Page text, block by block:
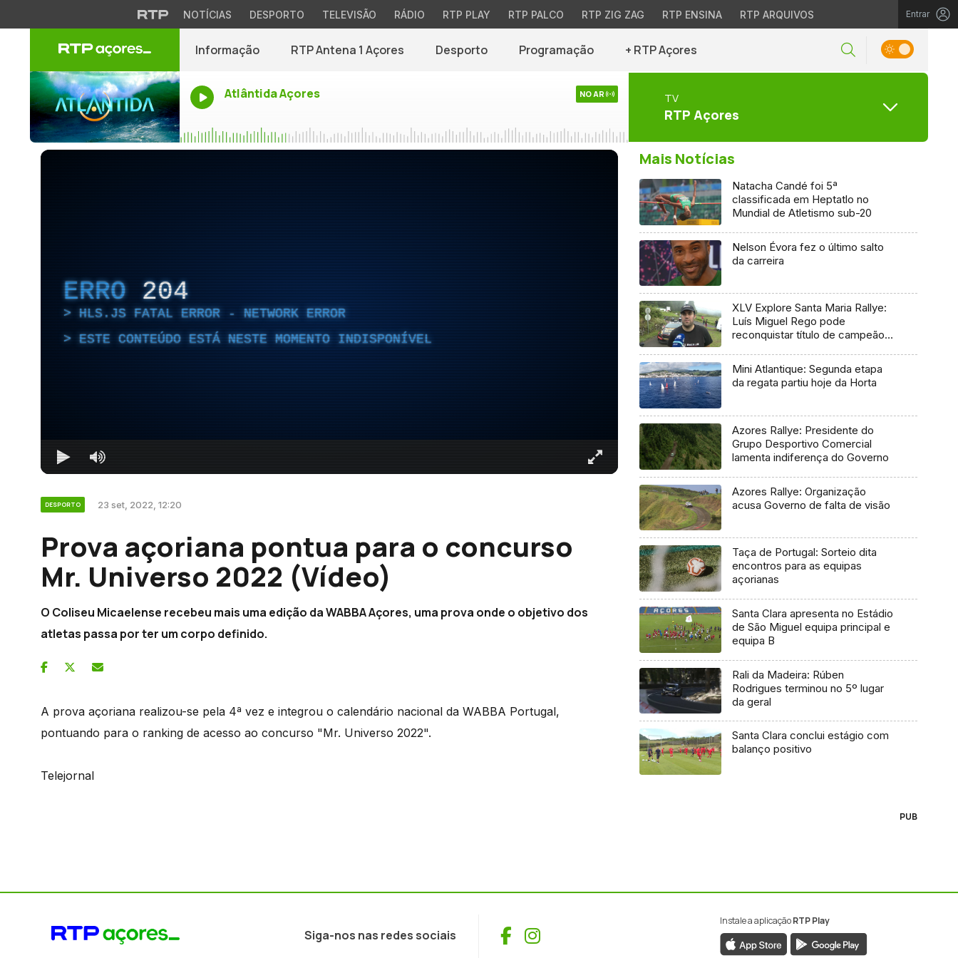
NOTÍCIAS DESPORTO TELEVISÃO RÁDIO RTP PLAY RTP PALCO RTP ZIG ZAG RTP ENSINA RTP ARQUIVOS Entrar
Informação RTP Antena 1 Açores Desporto Programação + RTP Açores
Atlântida Açores NO AR TV
RTP Açores
ERRO 204
HLS.JS FATAL ERROR - NETWORK ERROR
ESTE CONTEÚDO ESTÁ NESTE MOMENTO INDISPONÍVEL
DESPORTO 23 set, 2022, 12:20
Prova açoriana pontua para o concurso
Mr. Universo 2022 (Vídeo)
O Coliseu Micaelense recebeu mais uma edição da WABBA Açores, uma prova onde o objetivo dos
atletas passa por ter um corpo definido.
A prova açoriana realizou-se pela 4ª vez e integrou o calendário nacional da WABBA Portugal,
pontuando para o ranking de acesso ao concurso "Mr. Universo 2022".
Telejornal
Mais Notícias
Natacha Candé foi 5ª
classificada em Heptatlo no
Mundial de Atletismo sub-20
Nelson Évora fez o último salto
da carreira
XLV Explore Santa Maria Rallye:
Luís Miguel Rego pode
reconquistar título de campeão
Mini Atlantique: Segunda etapa
da regata partiu hoje da Horta
Azores Rallye: Presidente do
Grupo Desportivo Comercial
lamenta indiferença do Governo
Azores Rallye: Organização
acusa Governo de falta de visão
Taça de Portugal: Sorteio dita
encontros para as equipas
açorianas
Santa Clara apresenta no Estádio
de São Miguel equipa principal e
equipa B
Rali da Madeira: Rúben
Rodrigues terminou no 5º lugar
da geral
Santa Clara conclui estágio com
balanço positivo
PUB
Siga-nos nas redes sociais Facebook
Instagram
Instale a aplicaçãoRTP Play